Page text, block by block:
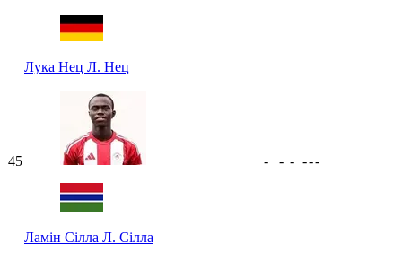
Лука Нец Л. Нец
45
Ламін Сілла Л. Сілла
- - - ---